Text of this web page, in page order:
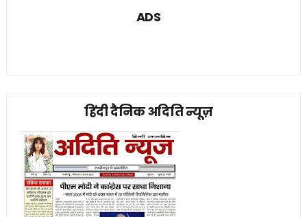
ADS
हिंदी दैनिक अदिति न्यूज़